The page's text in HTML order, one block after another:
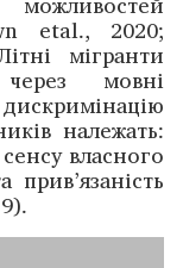
etal., 2020;
мігранти
мовні
дискримінацію
належать:
власного